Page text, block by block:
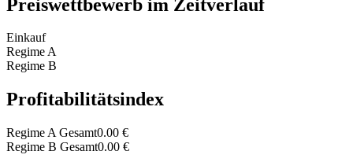
Preiswettbewerb im Zeitverlauf
Einkauf
Regime A
Regime B
Profitabilitätsindex
Regime A Gesamt0.00 €
Regime B Gesamt0.00 €